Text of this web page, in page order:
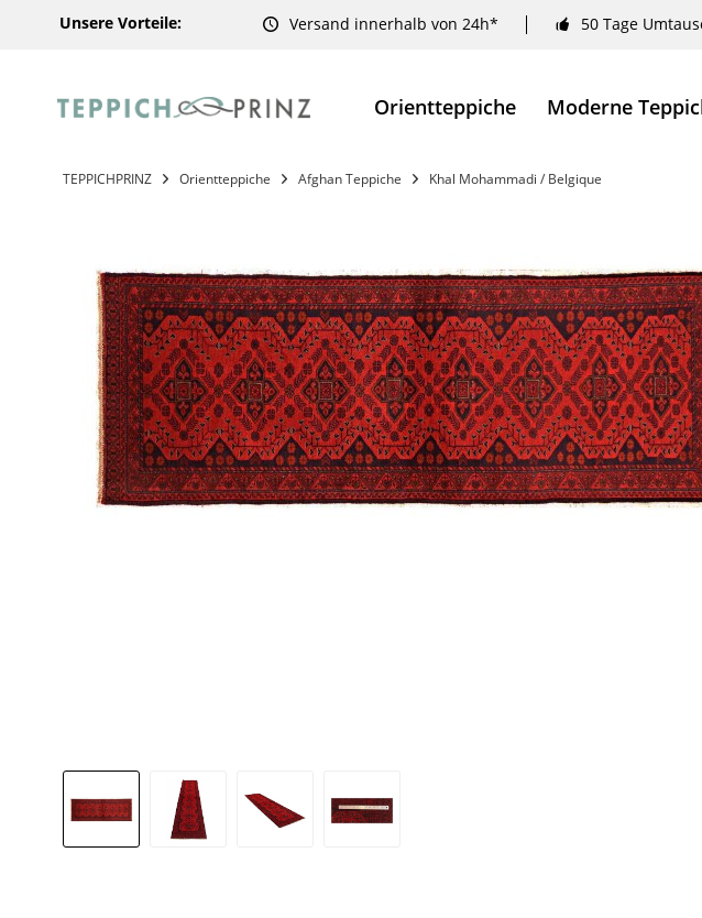
Unsere Vorteile: Versand innerhalb von 24h* 50 Tage
Orientteppiche Moderne
TEPPICHPRINZ Orientteppiche Afghan Teppiche Khal Mohammadi / Belgique